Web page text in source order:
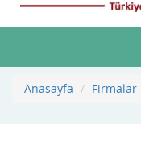
Anasayfa
Firmalar